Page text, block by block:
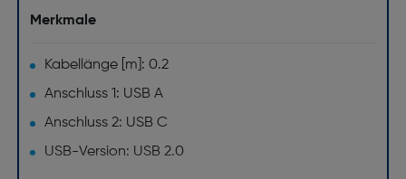
Merkmale
Kabellänge [m]: 0.2
Anschluss 1: USB A
Anschluss 2: USB C
USB-Version: USB 2.0